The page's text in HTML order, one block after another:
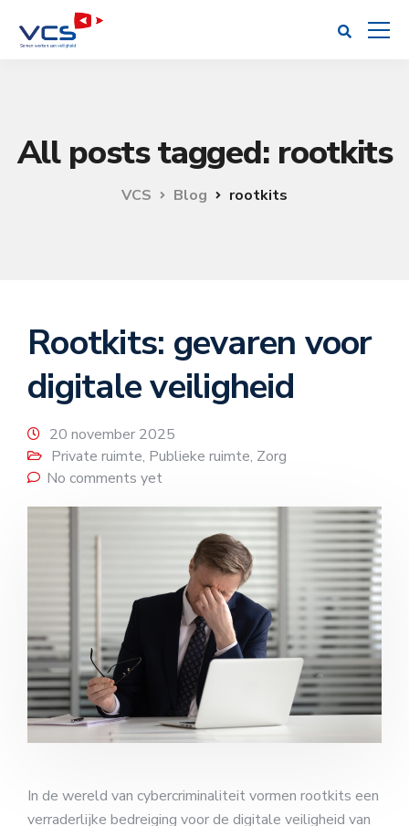
All posts tagged: rootkits
VCS Blog rootkits
Rootkits: gevaren voor
digitale veiligheid
20 november 2025
Private ruimte, Publieke ruimte, Zorg
No comments yet
In de wereld van cybercriminaliteit vormen rootkits een
verraderlijke bedreiging voor de digitale veiligheid van